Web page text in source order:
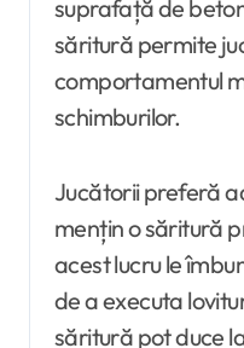
suprafață de
săritură permite
comportamentul
schimburilor.
Jucătorii preferă
mențin o săritură
acest lucru le
de a executa
săritură pot duce